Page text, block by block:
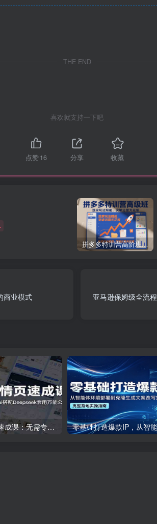
THE END
喜欢就支持一下吧
点赞16 分享 收藏
拼多多特训营高阶班，独家玩法赋能，突破运营天花板（更新26年1月）
商业模式
亚马逊保姆级全流
AI电商详情页速成课：无需专业美工操作，Startai搭配Deepseek套用万能公式